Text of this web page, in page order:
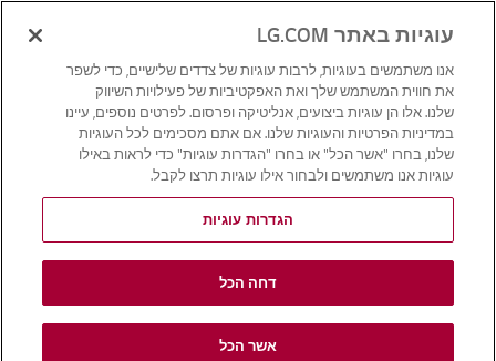
עוגיות באתר LG.COM
אנו משתמשים בעוגיות, לרבות עוגיות של צדדים שלישיים, כדי לשפר
את חווית המשתמש שלך ואת האפקטיביות של פעילויות השיווק
שלנו. אלו הן עוגיות ביצועים, אנליטיקה ופרסום. לפרטים נוספים, עיינו
במדיניות הפרטיות והעוגיות שלנו. אם אתם מסכימים לכל העוגיות
שלנו, בחרו "אשר הכל" או בחרו "הגדרות עוגיות" כדי לראות באילו
עוגיות אנו משתמשים ולבחור אילו עוגיות תרצו לקבל.
הגדרות עוגיות
דחה הכל
אשר הכל